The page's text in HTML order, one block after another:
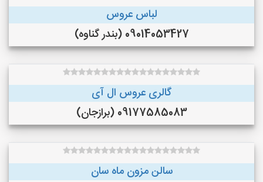
لباس عروس
09014053427 (بندر گناوه)
گالری عروس ال آی
09177585083 (برازجان)
سالن مزون ماه سان